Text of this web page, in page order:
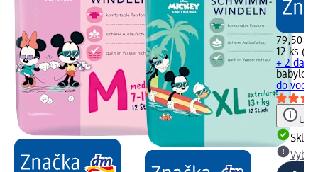
79,50 Kč
12 ks
+ 2
babylove
do vody